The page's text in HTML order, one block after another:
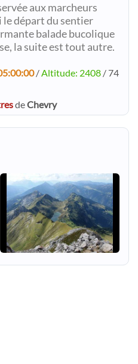
aux marcheurs
le départ du sentier
balade bucolique
la suite est tout autre.
/ Altitude: 2408 / 74
deChevry